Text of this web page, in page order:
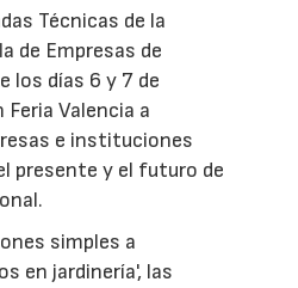
Técnicas de la
de Empresas de
los días 6 y 7 de
Valencia a
e instituciones
presente y el futuro de
simples a
en jardinería', las